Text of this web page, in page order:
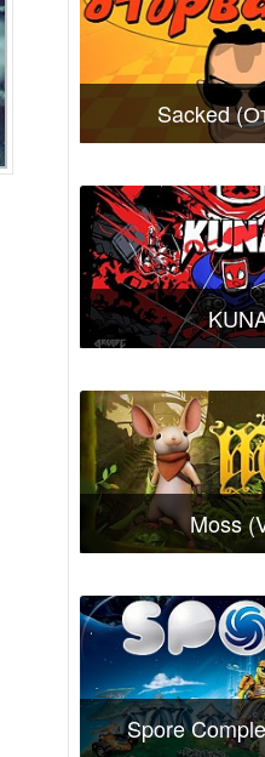
Sacked
Moss
Spore